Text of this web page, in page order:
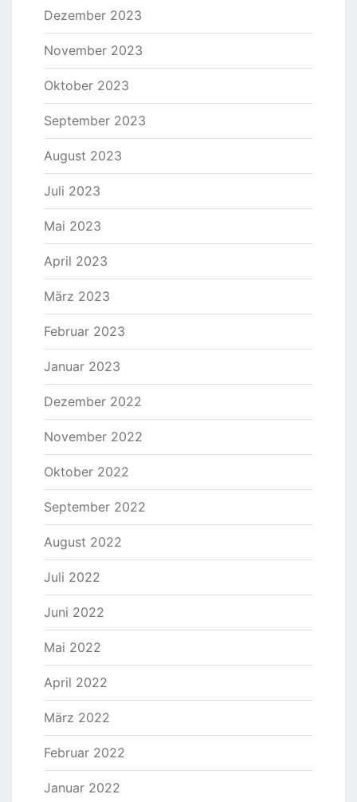
Dezember 2023
November 2023
Oktober 2023
September 2023
August 2023
Juli 2023
Mai 2023
April 2023
März 2023
Februar 2023
Januar 2023
Dezember 2022
November 2022
Oktober 2022
September 2022
August 2022
Juli 2022
Juni 2022
Mai 2022
April 2022
März 2022
Februar 2022
Januar 2022